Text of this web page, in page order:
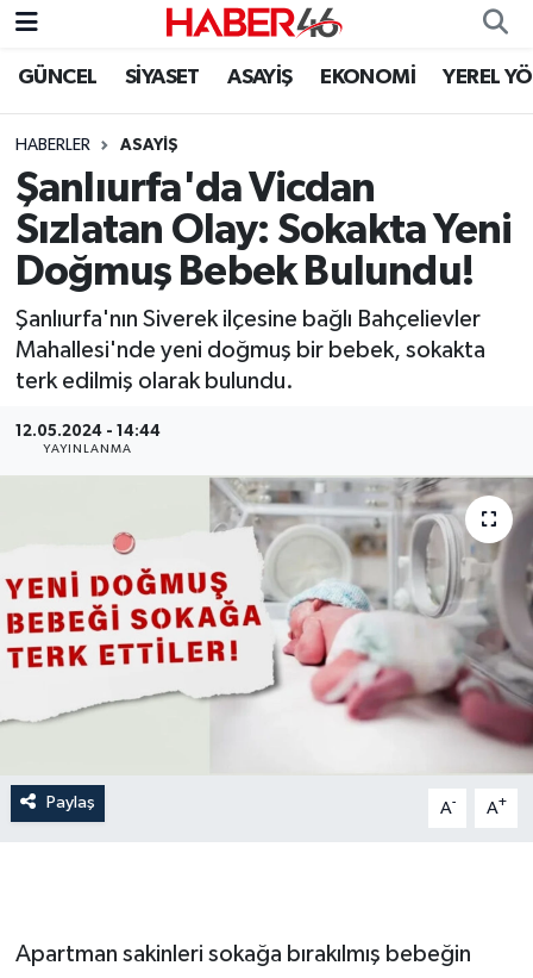
GÜNCEL SİYASET ASAYİŞ EKONOMİ YEREL
HABERLER ASAYİŞ
Şanlıurfa'da Vicdan
Sızlatan Olay: Sokakta Yeni
Doğmuş Bebek Bulundu!
Şanlıurfa'nın Siverek ilçesine bağlı Bahçelievler
Mahallesi'nde yeni doğmuş bir bebek, sokakta
terk edilmiş olarak bulundu.
12.05.2024 - 14:44
YAYINLANMA
Paylaş A- A+
Apartman sakinleri sokağa bırakılmış bebeğin
GÜNCEL
SİYASET
EKONOMİ
SPOR
YAŞAM
TEKNOLOJİ
SAĞLIK
İLÇE HABERLERİ
KÜLTÜR-SANAT
KSÜ
ROPORTAJ
KADIN-AİLE
Nöbetçi Eczaneler
Hava Durumu
Kahramanmaraş Namaz Vakitleri
Trafik Durumu
Süper Lig Puan Durumu ve Fikstür
Tüm Manşetler
Son Dakika Haberleri